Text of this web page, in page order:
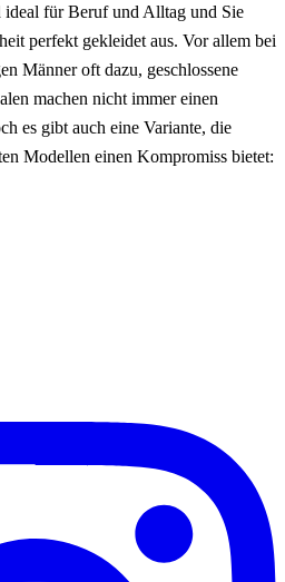
ideal für Beruf und Alltag und Sie
perfekt gekleidet aus. Vor allem bei
Männer oft dazu, geschlossene
machen nicht immer einen
es gibt auch eine Variante, die
Modellen einen Kompromiss bietet: